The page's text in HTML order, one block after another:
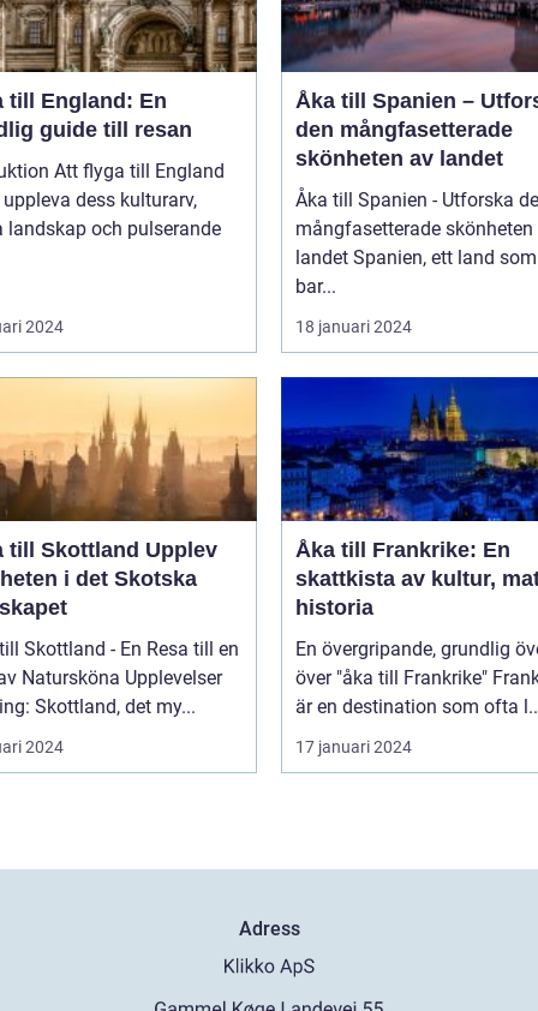
till England: En
guide till resan
Att flyga till England
dess kulturarv,
landskap och pulserande
2024
Åka till Spanien –
den mångfasetterade
skönheten av landet
Åka till Spanien - Utforska
mångfasetterade skönheten
landet Spanien, ett land som inte
bar...
18 januari 2024
Skottland Upplev
i det Skotska
Skottland - En Resa till en
Natursköna Upplevelser
Skottland, det my...
2024
Åka till Frankrike: En
skattkista av kultur,
historia
En övergripande, grundlig
över "åka till Frankrike" Frankrike
är en destination som ofta
17 januari 2024
Adress